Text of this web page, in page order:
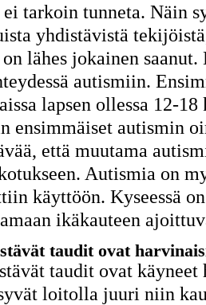
tarkoin tunneta. Näin
yhdistävistä
lähes jokainen
autismiin.
lapsen ollessa 12-
ensimmäiset autismin
että muutama
Autismia on
käyttöön. Kyseessä
ikäkauteen
taudit ovat
taudit ovat
loitolla juuri niin